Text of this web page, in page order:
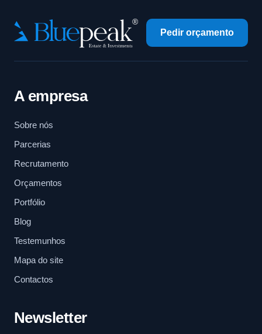
Pedir orçamento
A empresa
Sobre nós
Parcerias
Recrutamento
Orçamentos
Portfólio
Blog
Testemunhos
Mapa do site
Contactos
Newsletter